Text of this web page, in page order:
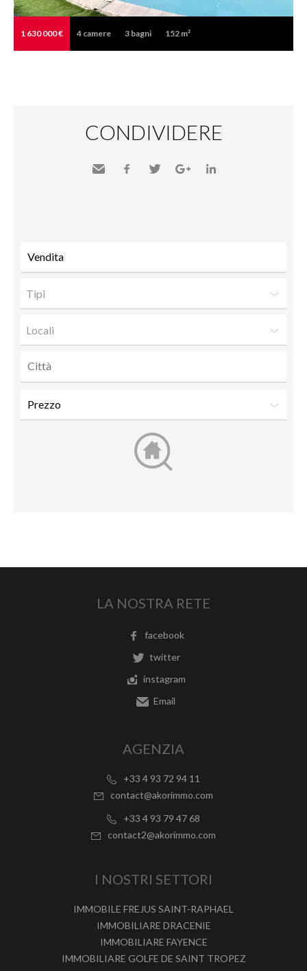
1 630 000 € 4 camere 3 bagni 152 m²
CONDIVIDERE
Tipi
Locali
LA NOSTRA RETE
facebook
twitter
instagram
Email
AGENZIA
+33 4 93 72 94 11
contact@akorimmo.com
+33 4 93 79 47 68
contact2@akorimmo.com
I NOSTRI SETTORI
IMMOBILE FREJUS SAINT-RAPHAEL
IMMOBILIARE DRACENIE
IMMOBILIARE FAYENCE
IMMOBILIARE GOLFE DE SAINT TROPEZ